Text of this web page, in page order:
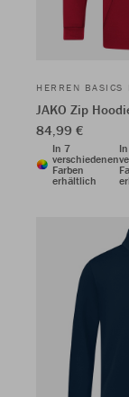
HERREN BASICS
JAKO Zip
84,99 €
In 7
verschiedenen
Farben
erhältlich